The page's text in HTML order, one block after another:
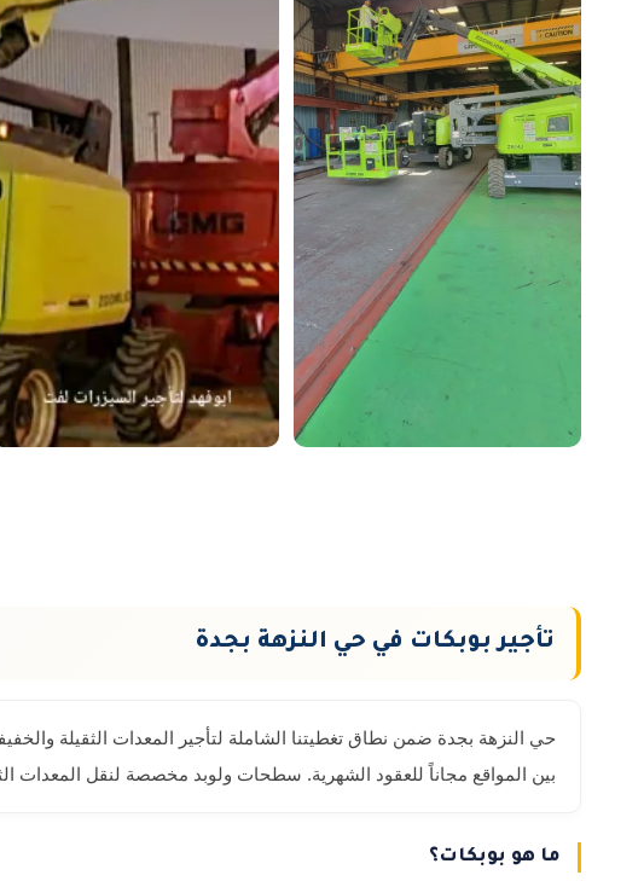
تأجير بوبكات في حي النزهة بجدة
حي النزهة بجدة ضمن نطاق تغطيتنا الشاملة لتأجير المعدات الثقيلة
بين المواقع مجاناً للعقود الشهرية. سطحات ولوبد مخصصة لنقل المعدات
ما هو بوبكات؟